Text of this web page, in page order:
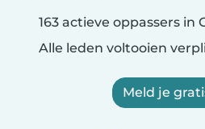
163 actieve oppassers in
Alle leden voltooien
Meld je